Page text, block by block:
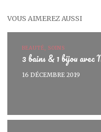
VOUS AIMEREZ AUSSI
BEAUTÉ, SOINS
3 bains & 1 bijou
16 DÉCEMBRE 2019